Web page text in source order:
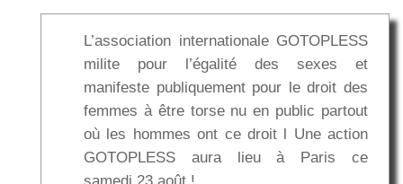
L’association internationale GOTOPLESS
milite pour l’égalité des sexes et
manifeste publiquement pour le droit des
femmes à être torse nu en public partout
où les hommes ont ce droit l Une action
GOTOPLESS aura lieu à Paris ce